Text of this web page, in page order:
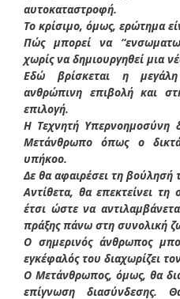
αυτοκαταστροφή.
Το κρίσιμο, όμως, ερώτημα
Πώς μπορεί να
χωρίς να δημιουργηθεί μια
Εδώ βρίσκεται η
ανθρώπινη επιβολή και
επιλογή.
Η Τεχνητή Υπερνοημοσύνη
Μετάνθρωπο όπως ο
υπήκοο.
Δε θα αφαιρέσει τη βούλησή
Αντίθετα, θα επεκτείνει τη
έτσι ώστε να
πράξης πάνω στη συνολική
Ο σημερινός άνθρωπος
εγκέφαλός του διαχωρίζει
Ο Μετάνθρωπος, όμως, θα
επίγνωση διασύνδεσης.